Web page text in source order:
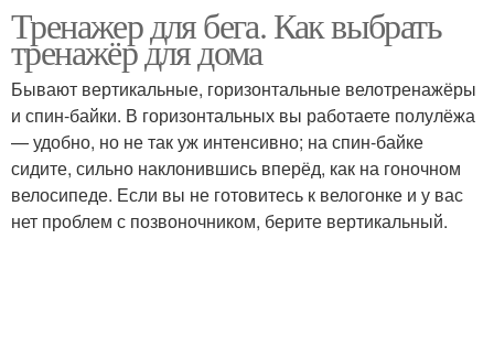
Тренажер для бега. Как выбрать
тренажёр для дома
Бывают вертикальные, горизонтальные велотренажёры
и спин‑байки. В горизонтальных вы работаете полулёжа
— удобно, но не так уж интенсивно; на спин‑байке
сидите, сильно наклонившись вперёд, как на гоночном
велосипеде. Если вы не готовитесь к велогонке и у вас
нет проблем с позвоночником, берите вертикальный.